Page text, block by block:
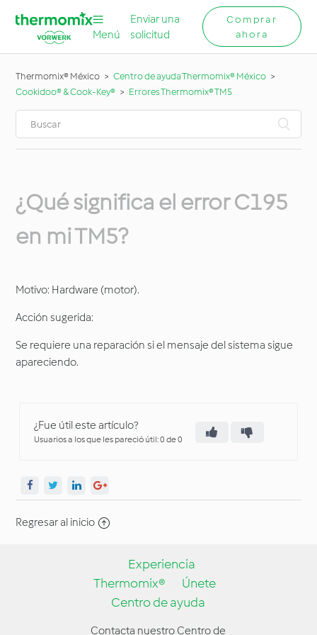
Menú
Enviar una
solicitud
Comprar
ahora
Thermomix® México
Centro de ayuda Thermomix® México
Cookidoo® & Cook-Key®
Errores Thermomix® TM5
¿Qué significa el error C195
en mi TM5?
Motivo: Hardware (motor).
Acción sugerida:
Se requiere una reparación si el mensaje del sistema sigue
apareciendo.
¿Fue útil este artículo?
Usuarios a los que les pareció útil: 0 de 0
Regresar al inicio
Experiencia
Thermomix®
Únete
Centro de ayuda
Contacta nuestro Centro de